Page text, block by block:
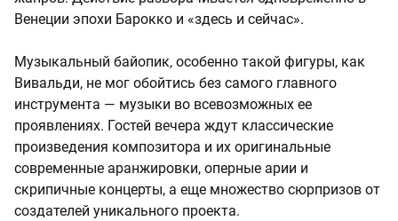
Венеции эпохи Барокко и «здесь и сейчас».
Музыкальный байопик, особенно такой фигуры, как
Вивальди, не мог обойтись без самого главного
инструмента — музыки во всевозможных ее
проявлениях. Гостей вечера ждут классические
произведения композитора и их оригинальные
современные аранжировки, оперные арии и
скрипичные концерты, а еще множество сюрпризов от
создателей уникального проекта.